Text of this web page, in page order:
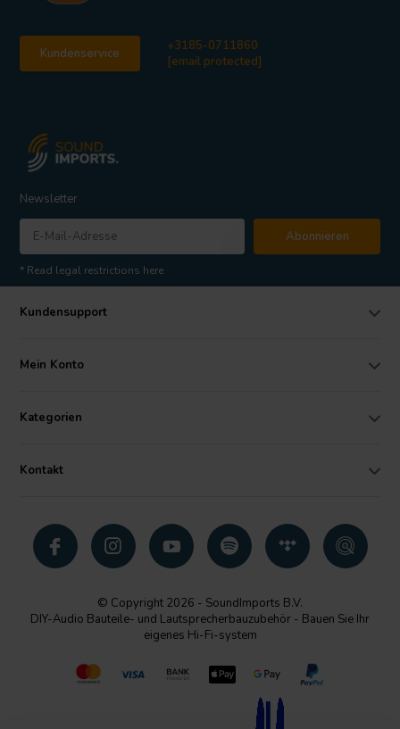
Kundenservice
+3185-0711860
[email protected]
Newsletter
Abonnieren
* Read legal restrictions here
Kundensupport
Mein Konto
Kategorien
Kontakt
© Copyright 2026 - SoundImports B.V.
DIY-Audio Bauteile- und Lautsprecherbauzubehör - Bauen Sie Ihr
eigenes Hi-Fi-system